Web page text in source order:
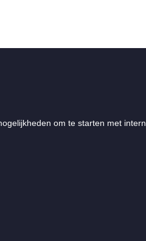
om te starten met